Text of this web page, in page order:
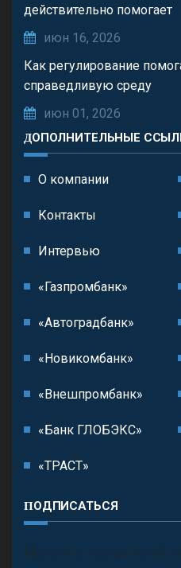
действительно помогает
июн 16, 2026
Как регулирование
справедливую среду
июн 01, 2026
ДОПОЛНИТЕЛЬНЫЕ
О компании
Контакты
Интервью
«Газпромбанк»
«Автоградбанк»
«Новикомбанк»
«Внешпромбанк»
«Банк ГЛОБЭКС»
«ТРАСТ»
ПОДПИСАТЬСЯ
П олучить последние